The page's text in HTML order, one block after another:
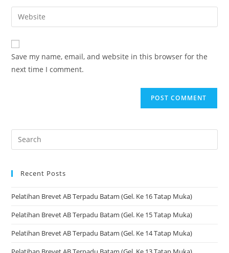
Save my name, email, and website in this browser for the
next time I comment.
Recent Posts
Pelatihan Brevet AB Terpadu Batam (Gel. Ke 16 Tatap Muka)
Pelatihan Brevet AB Terpadu Batam (Gel. Ke 15 Tatap Muka)
Pelatihan Brevet AB Terpadu Batam (Gel. Ke 14 Tatap Muka)